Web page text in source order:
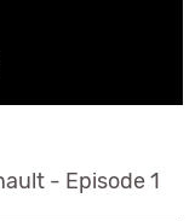
- Episode 1